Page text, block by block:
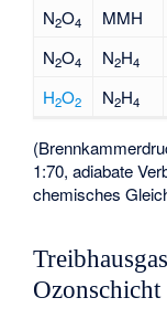
N2O4 MMH
N2O4 N2H4
H2O2 N2H4
1:70, adiabate
chemisches
Ozonschicht